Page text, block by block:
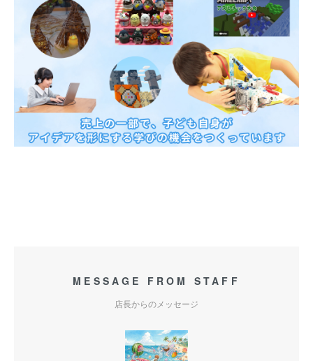
MESSAGE FROM STAFF
店長からのメッセージ